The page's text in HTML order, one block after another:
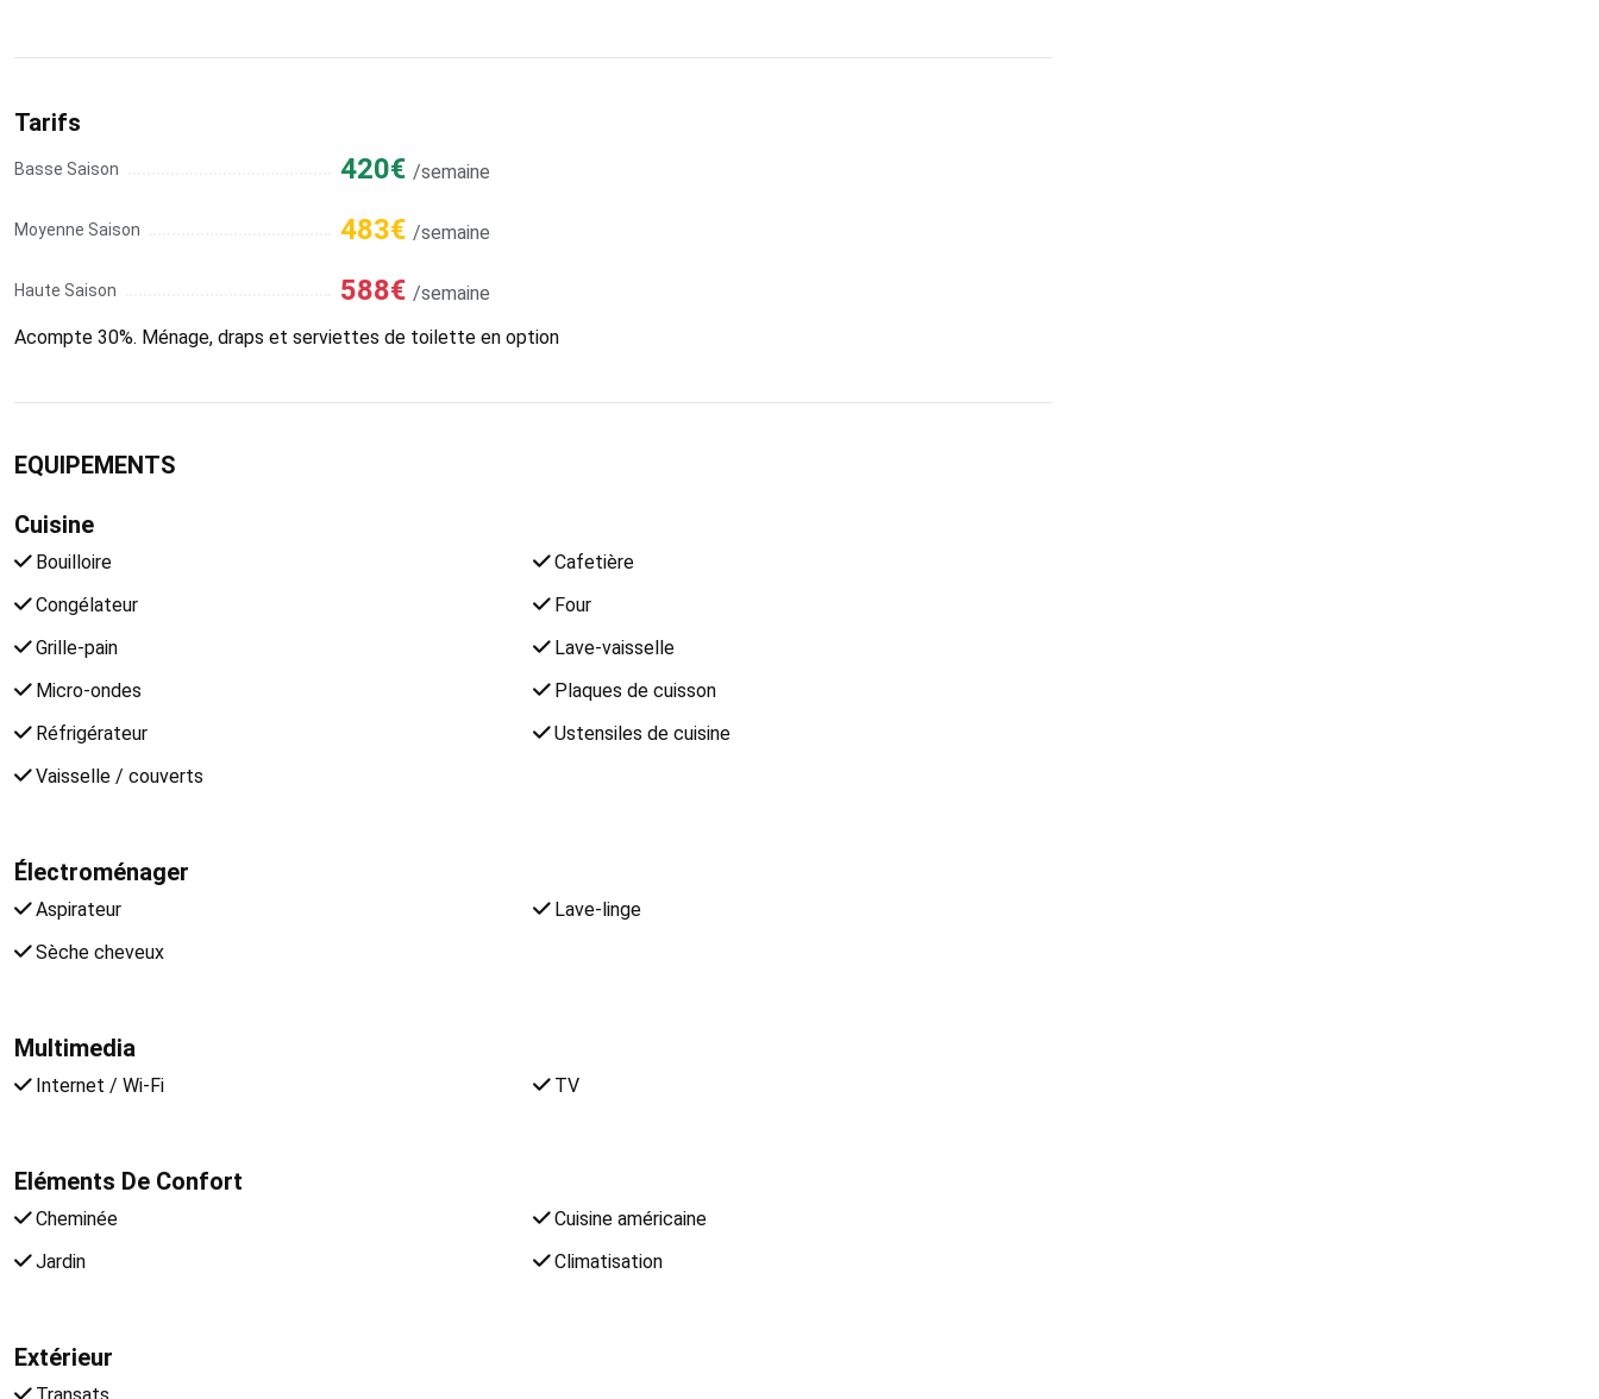
Tarifs
Basse Saison 420€ /semaine
Moyenne Saison 483€ /semaine
Haute Saison 588€ /semaine
Acompte 30%. Ménage, draps et serviettes de toilette en option
EQUIPEMENTS
Cuisine
Bouilloire
Cafetière
Congélateur
Four
Grille-pain
Lave-vaisselle
Micro-ondes
Plaques de cuisson
Réfrigérateur
Ustensiles de cuisine
Vaisselle / couverts
Électroménager
Aspirateur
Lave-linge
Sèche cheveux
Multimedia
Internet / Wi-Fi TV
Eléments De Confort
Cheminée
Cuisine américaine
Jardin
Climatisation
Extérieur
Transats